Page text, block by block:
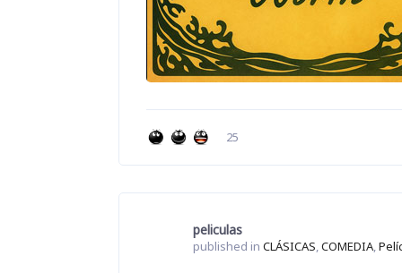
25
peliculas
published in CLÁSICAS COMEDIA